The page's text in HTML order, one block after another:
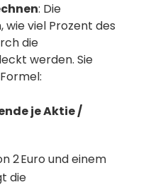
: Die
viel Prozent des
die
werden. Sie
je Aktie /
2 Euro und einem
die